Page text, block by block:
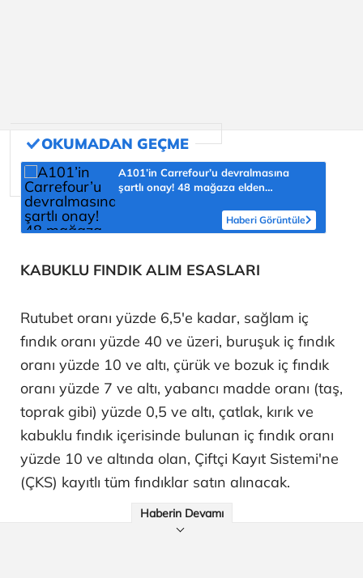
A101’in Carrefour’u devralmasına
şartlı onay! 48 mağaza elden
Haberi Görüntüle
KABUKLU FINDIK ALIM ESASLARI
Rutubet oranı yüzde 6,5'e kadar, sağlam iç
fındık oranı yüzde 40 ve üzeri, buruşuk iç fındık
oranı yüzde 10 ve altı, çürük ve bozuk iç fındık
oranı yüzde 7 ve altı, yabancı madde oranı (taş,
toprak gibi) yüzde 0,5 ve altı, çatlak, kırık ve
kabuklu fındık içerisinde bulunan iç fındık oranı
yüzde 10 ve altında olan, Çiftçi Kayıt Sistemi'ne
(ÇKS) kayıtlı tüm fındıklar satın alınacak.
Haberin Devamı